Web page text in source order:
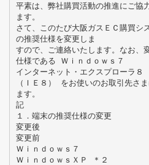
平素は、弊社購買活動の推進にご協
ます。
さて、このたび大阪ガスＥＣ購買シ
の推奨仕様を変更しま
すので、ご連絡いたします。なお、
仕様である Ｗｉｎｄｏｗｓ７
インターネット・エクスプローラ８
（ＩＥ８） をお使いのお取引先さ
ます。
記
１．端末の推奨仕様の変更
変更後
変更前
Ｗｉｎｄｏｗｓ７
ＷｉｎｄｏｗｓＸＰ ＊２